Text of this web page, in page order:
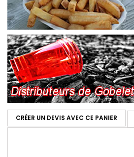
CRÉER UN DEVIS AVEC CE PANIER